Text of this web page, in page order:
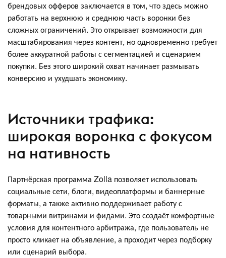
брендовых офферов заключается в том, что здесь можно
работать на верхнюю и среднюю часть воронки без
сложных ограничений. Это открывает возможности для
масштабирования через контент, но одновременно требует
более аккуратной работы с сегментацией и сценарием
покупки. Без этого широкий охват начинает размывать
конверсию и ухудшать экономику.
Источники трафика:
широкая воронка с фокусом
на нативность
Партнёрская программа Zolla позволяет использовать
социальные сети, блоги, видеоплатформы и баннерные
форматы, а также активно поддерживает работу с
товарными витринами и фидами. Это создаёт комфортные
условия для контентного арбитража, где пользователь не
просто кликает на объявление, а проходит через подборку
или сценарий выбора.